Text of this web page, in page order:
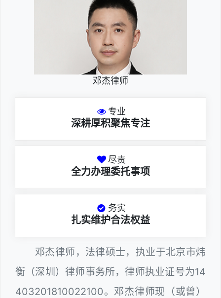
邓杰律师
专业
深耕厚积聚焦专注
尽责
全力办理委托事项
务实
扎实维护合法权益
邓杰律师，法律硕士，执业于北京市炜
衡（深圳）律师事务所，律师执业证号为14
403201810022100。邓杰律师现（或曾）